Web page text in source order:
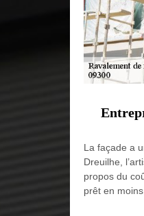
La façade a
Dreuilhe,
propos du
prêt en moins